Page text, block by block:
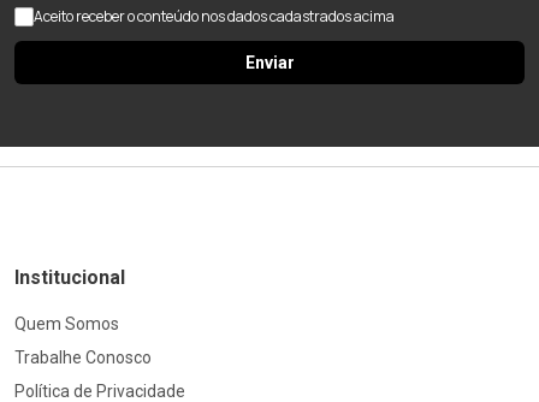
Aceito receber o conteúdo nos dados cadastrados acima
Enviar
Institucional
Quem Somos
Trabalhe Conosco
Política de Privacidade